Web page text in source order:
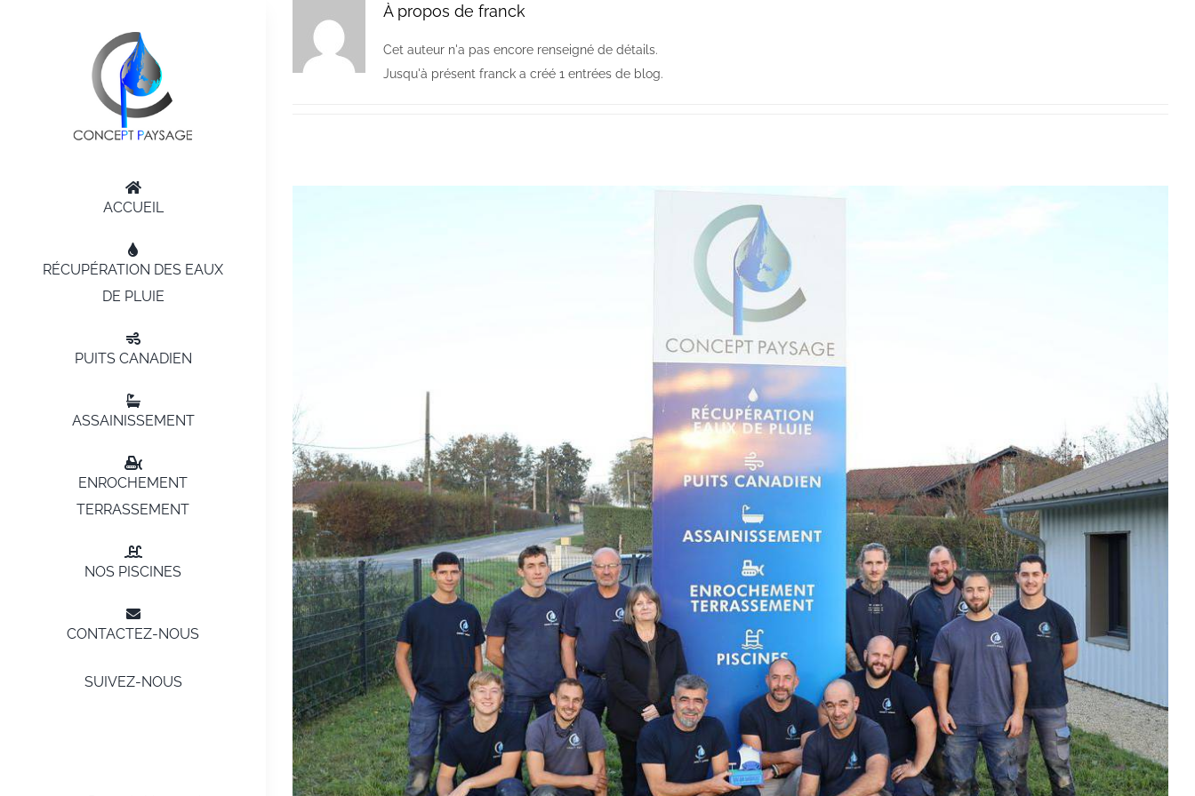
ACCUEIL
RÉCUPÉRATION DES EAUX
DE PLUIE
PUITS CANADIEN
ASSAINISSEMENT
ENROCHEMENT
TERRASSEMENT
NOS PISCINES
CONTACTEZ-NOUS
SUIVEZ-NOUS
À propos de franck
Cet auteur n'a pas encore renseigné de détails.
Jusqu'à présent franck a créé 1 entrées de blog.